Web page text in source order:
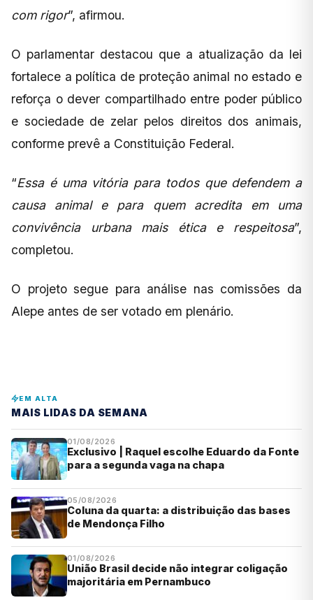
com rigor”, afirmou.
O parlamentar destacou que a atualização da lei
fortalece a política de proteção animal no estado e
reforça o dever compartilhado entre poder público
e sociedade de zelar pelos direitos dos animais,
conforme prevê a Constituição Federal.
“Essa é uma vitória para todos que defendem a
causa animal e para quem acredita em uma
convivência urbana mais ética e respeitosa”,
completou.
O projeto segue para análise nas comissões da
Alepe antes de ser votado em plenário.
EM ALTA
MAIS LIDAS DA SEMANA
01/08/2026
Exclusivo | Raquel escolhe Eduardo da Fonte
para a segunda vaga na chapa
05/08/2026
Coluna da quarta: a distribuição das bases
de Mendonça Filho
01/08/2026
União Brasil decide não integrar coligação
majoritária em Pernambuco